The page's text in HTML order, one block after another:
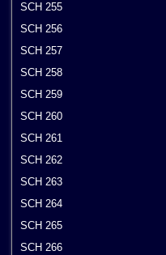
SCH 255
SCH 256
SCH 257
SCH 258
SCH 259
SCH 260
SCH 261
SCH 262
SCH 263
SCH 264
SCH 265
SCH 266